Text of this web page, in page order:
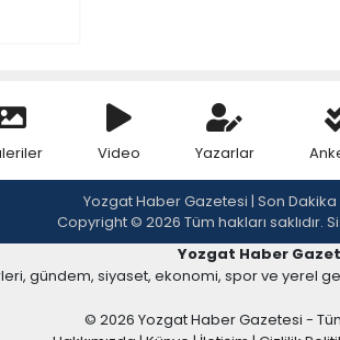
Video Yazarlar
Yozgat Haber Gazetesi | Son
Copyright © 2026 Tüm hakları saklıdır.
Yozgat Haber
gündem, siyaset, ekonomi, spor ve yerel
© 2026 Yozgat Haber Gazetesi - Tüm